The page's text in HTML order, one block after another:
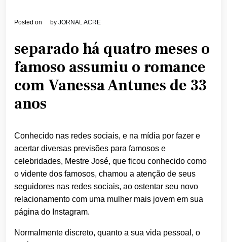
Posted on by JORNAL ACRE
separado há quatro meses o
famoso assumiu o romance
com Vanessa Antunes de 33
anos
Conhecido nas redes sociais, e na mídia por fazer e
acertar diversas previsões para famosos e
celebridades, Mestre José, que ficou conhecido como
o vidente dos famosos, chamou a atenção de seus
seguidores nas redes sociais, ao ostentar seu novo
relacionamento com uma mulher mais jovem em sua
página do Instagram.
Normalmente discreto, quanto a sua vida pessoal, o